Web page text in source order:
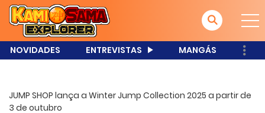
NOVIDADES ENTREVISTAS MANGÁS
JUMP SHOP lança a Winter Jump Collection 2025 a partir de
3 de outubro